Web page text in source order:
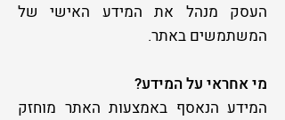
העסק מנהל את המידע האישי של
המשתמשים באתר.
מי אחראי על המידע?
המידע הנאסף באמצעות האתר מוחזק